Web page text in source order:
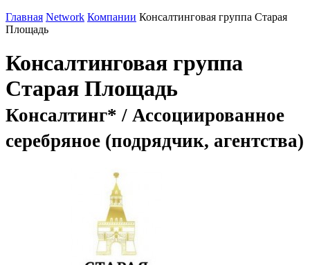
Главная Network Компании Консалтинговая группа Старая
Площадь
Консалтинговая группа
Старая Площадь
Консалтинг* / Ассоциированное
серебряное (подрядчик, агентства)